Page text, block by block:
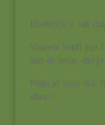
Eindelijk is het
Vincent heeft een
van de baan, die
Petje af voor alle
allen!